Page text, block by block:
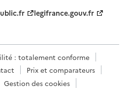
legifrance.gouv.fr
: totalement conforme
Prix et comparateurs
Gestion des cookies